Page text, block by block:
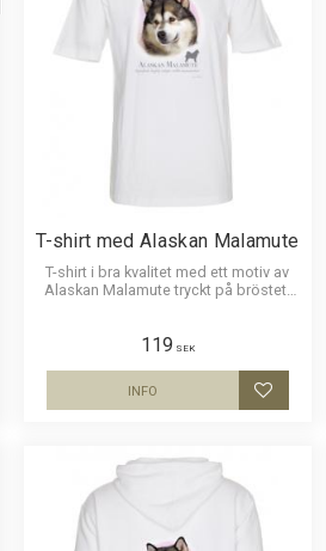
i favoriter
T-shirt med Alaskan Malamute
T-shirt i bra kvalitet med ett motiv av
Alaskan Malamute tryckt på bröstet.
119 SEK
Lägg
INFO